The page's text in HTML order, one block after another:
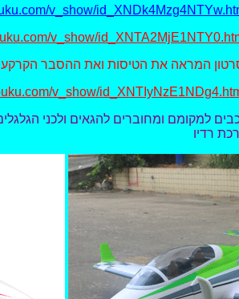
v_show/
v_show/
המראה את הטיסות ואת ההסבר
v_show/